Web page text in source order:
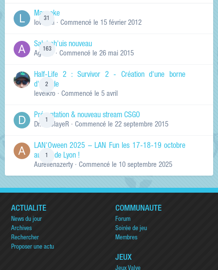
31
Manneke
lowskill · Commencé le 15 février 2012
163
Salut ch'uis nouveau
Ag0Nie · Commencé le 26 mai 2015
2
Half-Life 2 : Survivor 2 - Création d'une borne
d'arcade
levelkro · Commencé le 5 avril
Présentation & nouveau stream CSGO
Dr.KinSlayeR · Commencé le 22 septembre 2015
LAN'Oween 2025 – LAN Fun les 17-18-19 octobre
au sud de Lyon !
Aurelienazerty · Commencé le 10 septembre 2025
ACTUALITÉ
News du jour
Archives
Rechercher
Proposer une actu
COMMUNAUTÉ
Forum
Soirée de jeu
Membres
JEUX